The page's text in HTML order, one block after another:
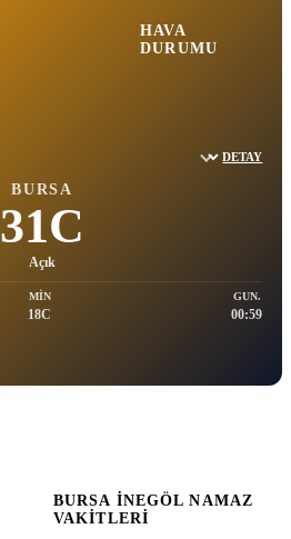
HAVA
DURUMU
DETAY
BURSA
31C
Açık
MIN
18C
GUN.
00:59
BURSA İNEGÖL NAMAZ
VAKITLERI